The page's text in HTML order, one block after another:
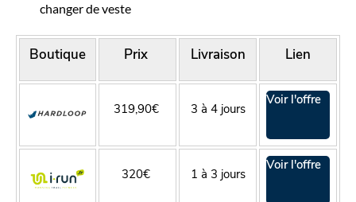
changer de veste
Boutique Prix Livraison Lien
319,90€ 3 à 4 jours
Voir l'offre
320€ 1 à 3 jours
Voir l'offre